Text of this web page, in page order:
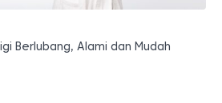
Berlubang, Alami dan Mudah